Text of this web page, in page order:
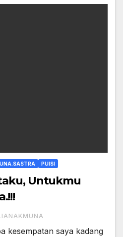
PUISI
Untukmu
kesempatan saya kadang